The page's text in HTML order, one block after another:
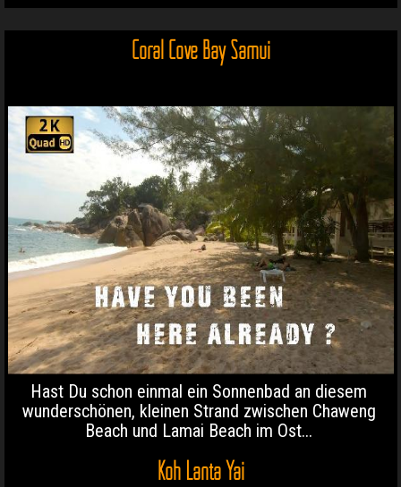
Coral Cove Bay Samui
Hast Du schon einmal ein Sonnenbad an diesem
wunderschönen, kleinen Strand zwischen Chaweng
Beach und Lamai Beach im Ost...
Koh Lanta Yai